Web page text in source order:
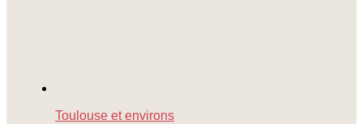
Toulouse et environs